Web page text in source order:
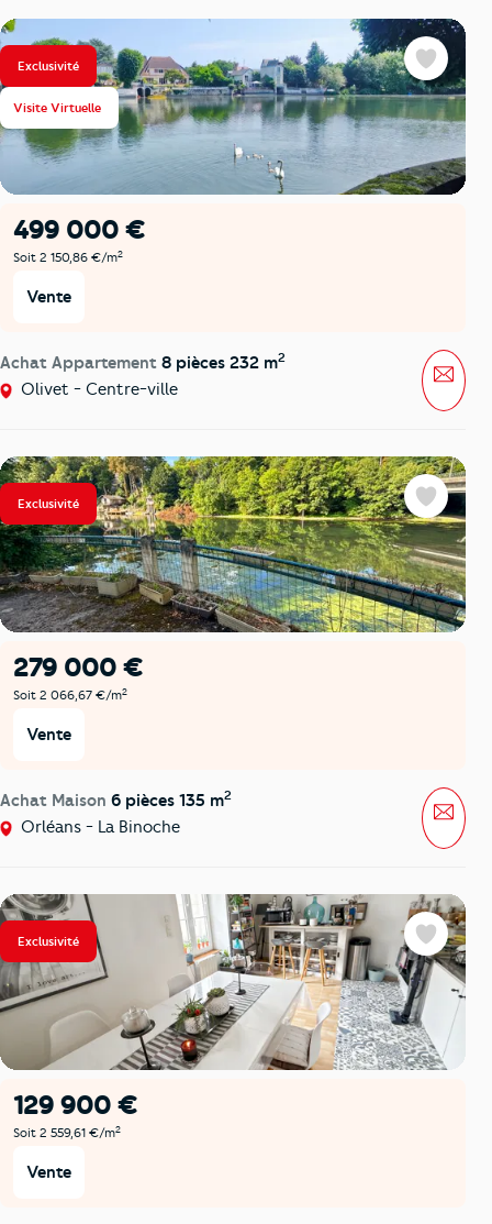
Exclusivité
Visite Virtuelle
499 000 €
Soit 2 150,86 €/m2
Vente
Achat Appartement 8 pièces 232 m2
Olivet - Centre-ville
Favoris
Exclusivité
279 000 €
Soit 2 066,67 €/m2
Vente
Achat Maison 6 pièces 135 m2
Orléans - La Binoche
Favoris
Exclusivité
129 900 €
Soit 2 559,61 €/m2
Vente
Favoris